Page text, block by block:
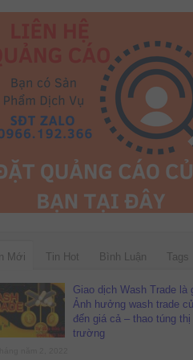
Mới Tin Hot Bình Luận Tags
Giao dịch Wash Trade là
Ảnh hưởng wash trade
đến giá cả – thao túng thị
trường